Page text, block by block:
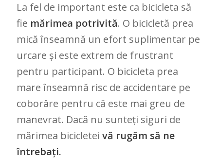
La fel de important este ca bicicleta să
fie mărimea potrivită. O bicicletă prea
mică înseamnă un efort suplimentar pe
urcare și este extrem de frustrant
pentru participant. O bicicleta prea
mare înseamnă risc de accidentare pe
coborâre pentru că este mai greu de
manevrat. Dacă nu sunteți siguri de
mărimea bicicletei vă rugăm să ne
întrebați.